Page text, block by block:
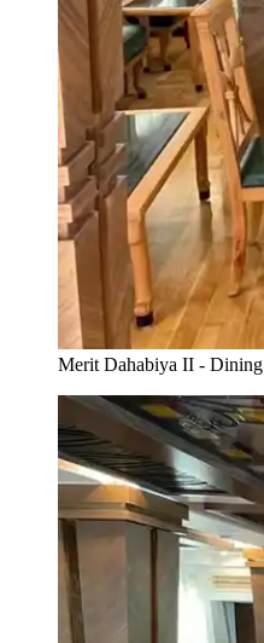
Merit Dahabiya II -